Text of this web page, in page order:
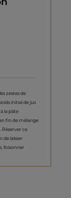
zestes de
initial de jus
la pâte
fin de mélange
Réserver ce
de laisser
foisonner